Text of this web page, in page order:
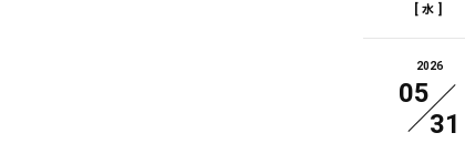
[水 ]
2026
05
31